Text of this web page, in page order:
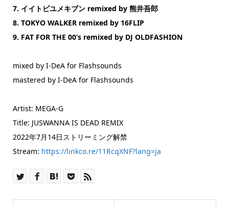
7. イイトビユメキブン remixed by 熊井吾郎
8. TOKYO WALKER remixed by 16FLIP
9. FAT FOR THE 00’s remixed by DJ OLDFASHION
mixed by I-DeA for Flashsounds
mastered by I-DeA for Flashsounds
Artist: MEGA-G
Title: JUSWANNA IS DEAD REMIX
2022年7月14日ストリーミング解禁
Stream: https://linkco.re/11RcqXNF?lang=ja